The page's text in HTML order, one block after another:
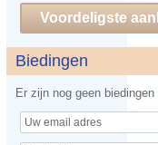
Voordeligste
Biedingen
Er zijn nog geen biedingen